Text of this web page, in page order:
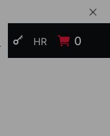
PRIJAVI SE
HR 0
Open search modal